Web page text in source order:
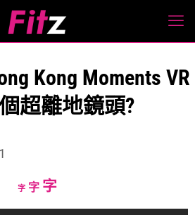
Kong Moments VR
超離地鏡頭?
字Decrease
字Reset
字Increase